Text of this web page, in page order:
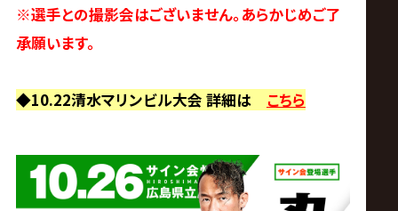
※選手との撮影会はございません。あらかじめご了
承願います。
◆10.22清水マリンビル大会 詳細は こちら